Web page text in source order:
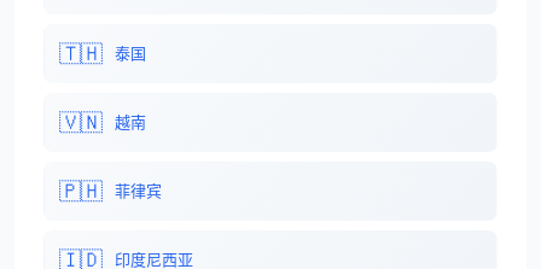
🇹🇭 泰国
🇻🇳 越南
🇵🇭 菲律宾
🇮🇩 印度尼西亚